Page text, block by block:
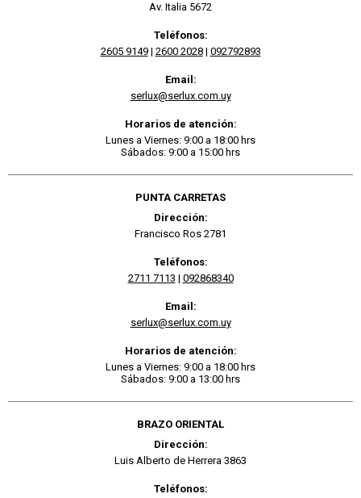
Av. Italia 5672
Teléfonos:
2605 9149| 2600 2028| 092792893
Email:
serlux@serlux.com.uy
Horarios de atención:
Lunes a Viernes: 9:00 a 18:00 hrs
Sábados: 9:00 a 15:00 hrs
PUNTA CARRETAS
Dirección:
Francisco Ros 2781
Teléfonos:
2711 7113 | 092868340
Email:
serlux@serlux.com.uy
Horarios de atención:
Lunes a Viernes: 9:00 a 18:00 hrs
Sábados: 9:00 a 13:00 hrs
BRAZO ORIENTAL
Dirección:
Luis Alberto de Herrera 3863
Teléfonos: